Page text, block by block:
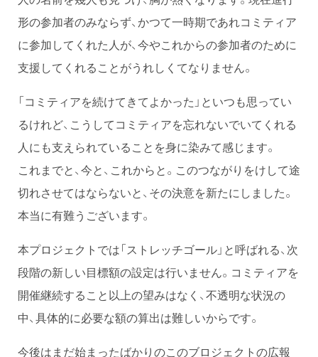
形の参加者のみならず、かつて一時期であれコミティア
に参加してくれた人が、今やこれからの参加者のために
支援してくれることがうれしくてなりません。
「コミティアを続けてきてよかった」といつも思ってい
るけれど、こうしてコミティアを忘れないでいてくれる
人にも支えられていることを身に染みて感じます。
これまでと、今と、これからと。このつながりをけして途
切れさせてはならないと、その決意を新たにしました。
本当に有難うございます。
本プロジェクトでは「ストレッチゴール」と呼ばれる、次
段階の新しい目標額の設定は行いません。コミティアを
開催継続すること以上の望みはなく、不透明な状況の
中、具体的に必要な額の算出は難しいからです。
今後はまだ始まったばかりのこのブロジェクトの広報